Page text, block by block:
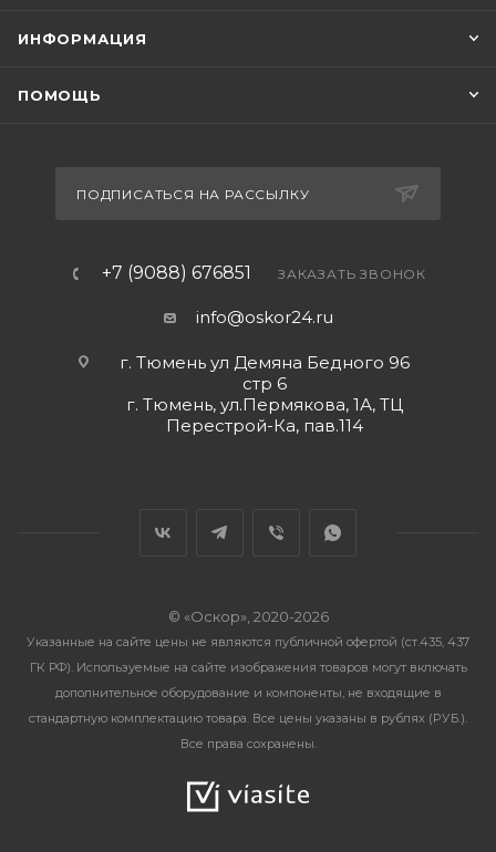
ИНФОРМАЦИЯ
ПОМОЩЬ
ПОДПИСАТЬСЯ НА РАССЫЛКУ
+7 (9088) 676851 ЗАКАЗАТЬ ЗВОНОК
info@oskor24.ru
г. Тюмень ул Демяна Бедного 96
стр 6
г. Тюмень, ул.Пермякова, 1А, ТЦ
Перестрой-Ка, пав.114
© «Оскор», 2020-2026
Указанные на сайте цены не являются публичной офертой (ст.435, 437
ГК РФ). Используемые на сайте изображения товаров могут включать
дополнительное оборудование и компоненты, не входящие в
стандартную комплектацию товара. Все цены указаны в рублях (PУБ.).
Все права сохранены.